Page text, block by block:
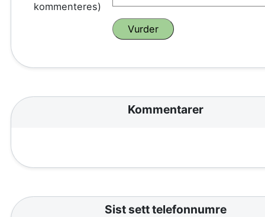
kommenteres)
Kommentarer
Sist sett telefonnumre